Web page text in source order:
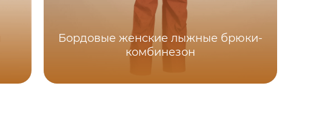
Бордовые женские лыжные брюки-
комбинезон